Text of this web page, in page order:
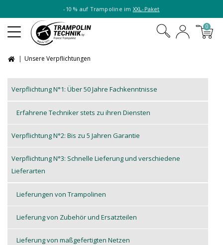
-10 % auf Trampoline im XXL-Paket
0
Unsere Verpflichtungen
Verpflichtung N°1: Über 50 Jahre Fachkenntnisse
Erfahrene Techniker stets zu ihren Diensten
Verpflichtung N°2: Bis zu 5 Jahren Garantie
Verpflichtung N°3: Schnelle Lieferung und verschiedene
Lieferarten
Lieferungen von Trampolinen
Lieferung von Zubehör und Ersatzteilen
Lieferung von maßgefertigten Netzen